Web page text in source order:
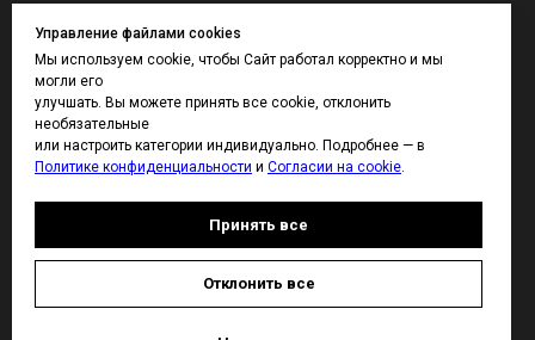
Управление файлами cookies
Мы используем cookie, чтобы Сайт работал корректно и мы
могли его
улучшать. Вы можете принять все cookie, отклонить
необязательные
или настроить категории индивидуально. Подробнее — в
Политике конфиденциальности и Согласии на cookie
Принять все
Отклонить все
КАТАЛОГ ТКАНЕЙ
И ВЫКРАСОВ
Покупателям
Каталог тканей
Каталог отделок дерева
Гарантия
Контакты